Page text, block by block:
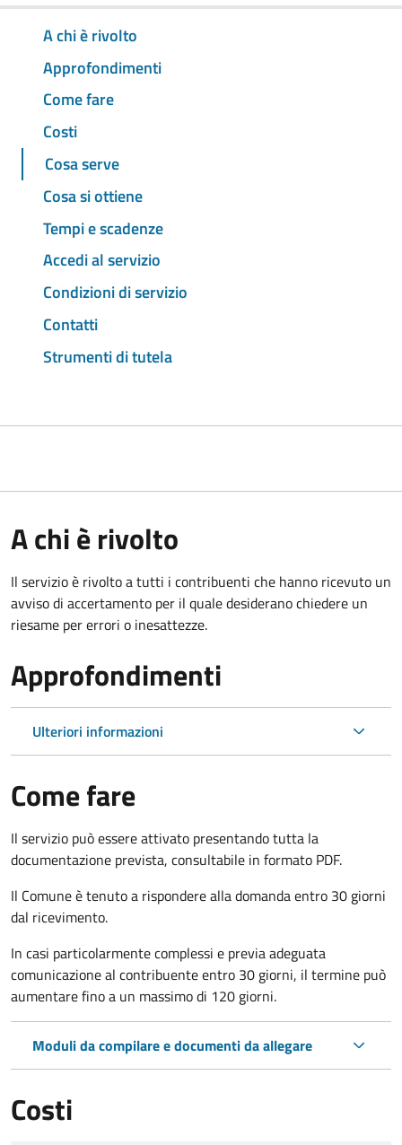
A chi è rivolto
Approfondimenti
Come fare
Costi
Cosa serve
Cosa si ottiene
Tempi e scadenze
Accedi al servizio
Condizioni di servizio
Contatti
Strumenti di tutela
A chi è rivolto
Il servizio è rivolto a tutti i contribuenti che hanno ricevuto un
avviso di accertamento per il quale desiderano chiedere un
riesame per errori o inesattezze.
Approfondimenti
Ulteriori informazioni
Come fare
Il servizio può essere attivato presentando tutta la
documentazione prevista, consultabile in formato PDF.
Il Comune è tenuto a rispondere alla domanda entro 30 giorni
dal ricevimento.
In casi particolarmente complessi e previa adeguata
comunicazione al contribuente entro 30 giorni, il termine può
aumentare fino a un massimo di 120 giorni.
Moduli da compilare e documenti da allegare
Costi